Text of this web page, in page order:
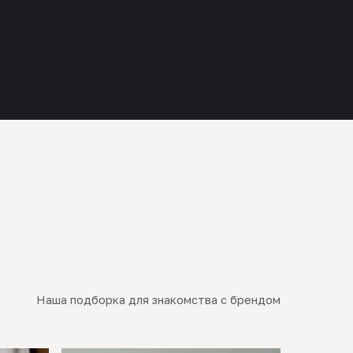
Наша подборка для знакомства с брендом